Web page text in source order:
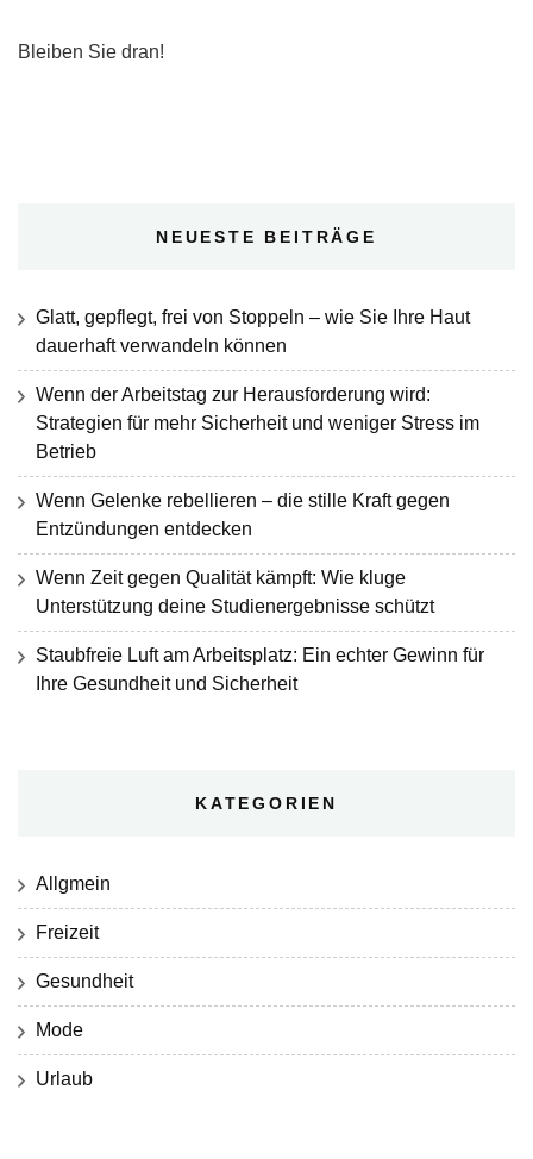
Bleiben Sie dran!
NEUESTE BEITRÄGE
Glatt, gepflegt, frei von Stoppeln – wie Sie Ihre Haut
dauerhaft verwandeln können
Wenn der Arbeitstag zur Herausforderung wird:
Strategien für mehr Sicherheit und weniger Stress im
Betrieb
Wenn Gelenke rebellieren – die stille Kraft gegen
Entzündungen entdecken
Wenn Zeit gegen Qualität kämpft: Wie kluge
Unterstützung deine Studienergebnisse schützt
Staubfreie Luft am Arbeitsplatz: Ein echter Gewinn für
Ihre Gesundheit und Sicherheit
KATEGORIEN
Allgmein
Freizeit
Gesundheit
Mode
Urlaub